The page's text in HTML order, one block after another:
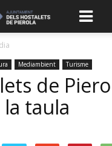
Mediambient Turisme
de
la taula